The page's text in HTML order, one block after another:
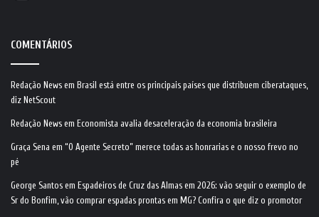
COMENTÁRIOS
Redação News em Brasil está entre os principais países que distribuem ciberataques,
diz NetScout
Redação News em Economista avalia desaceleração da economia brasileira
Graça Sena em “O Agente Secreto” merece todas as honrarias e o nosso frevo no
pé
George Santos em Espadeiros de Cruz das Almas em 2026: vão seguir o exemplo de
Sr do Bonfim, vão comprar espadas prontas em MG? Confira o que diz o promotor